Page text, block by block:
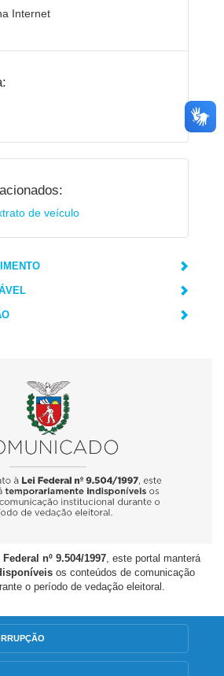
Internet
de veículo
Federal nº 9.504/1997, este portal manterá
os conteúdos de comunicação
o período de vedação eleitoral.